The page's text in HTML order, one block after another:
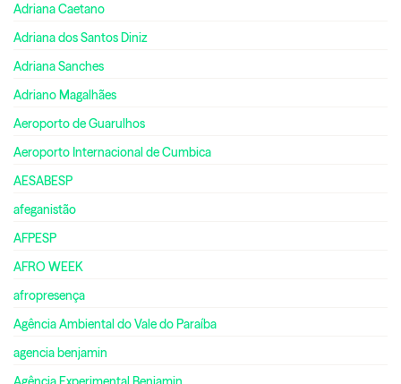
Adriana Caetano
Adriana dos Santos Diniz
Adriana Sanches
Adriano Magalhães
Aeroporto de Guarulhos
Aeroporto Internacional de Cumbica
AESABESP
afeganistão
AFPESP
AFRO WEEK
afropresença
Agência Ambiental do Vale do Paraíba
agencia benjamin
Agência Experimental Benjamin